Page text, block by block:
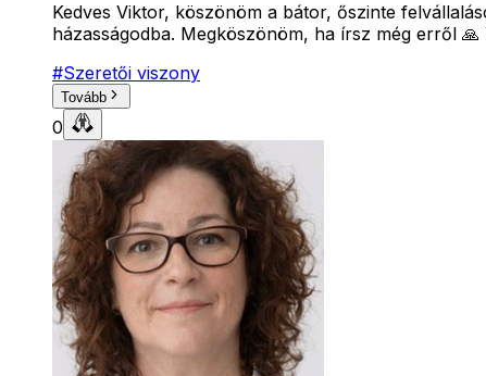
Kedves Viktor, köszönöm a bátor, őszinte
házasságodba. Megköszönöm, ha írsz még erről 🙏
#Szeretői viszony
Tovább
0